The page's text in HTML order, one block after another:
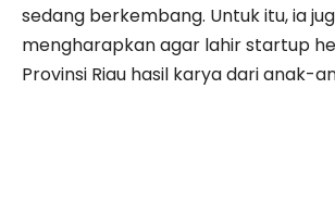
sedang berkembang. Untuk itu, ia
mengharapkan agar lahir startup
Provinsi Riau hasil karya dari anak-